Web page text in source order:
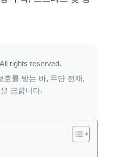
rights reserved.
호를 받는 바, 무단 전재,
금합니다.